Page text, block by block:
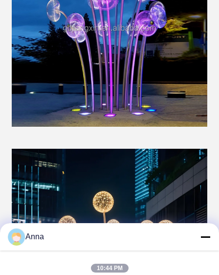
Anna
10:44 PM